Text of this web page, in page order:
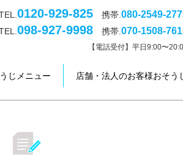
0120-929-825携帯. 080-2549-
098-927-9998携帯. 070-1508-
【電話受付】平日9:00〜
じメニュー 店舗・法人のお客様おそう